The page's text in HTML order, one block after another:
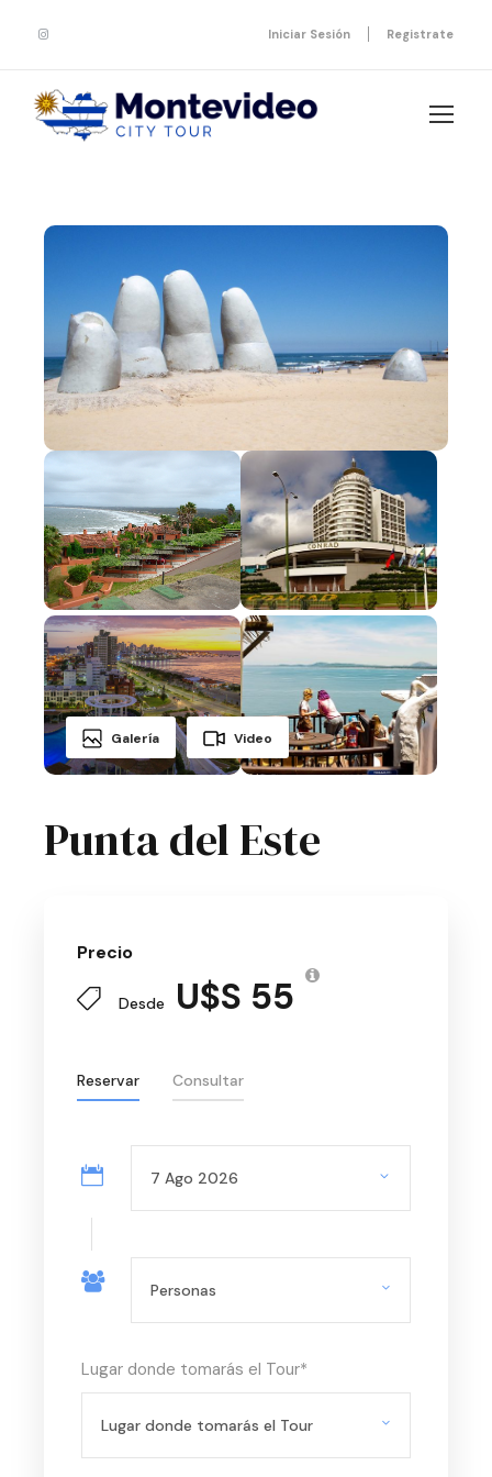
Iniciar Sesión Registrate
Punta del Este
Galería Video
Precio
Desde U$S 55
Reservar Consultar
Lugar donde tomarás el Tour*